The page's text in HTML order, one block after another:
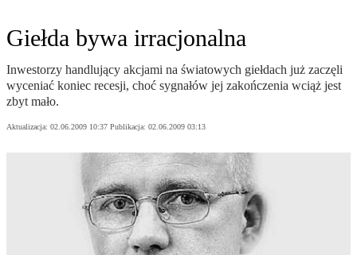
Giełda bywa irracjonalna
Inwestorzy handlujący akcjami na światowych giełdach już zaczęli
wyceniać koniec recesji, choć sygnałów jej zakończenia wciąż jest
zbyt mało.
Aktualizacja: 02.06.2009 10:37 Publikacja: 02.06.2009 03:13